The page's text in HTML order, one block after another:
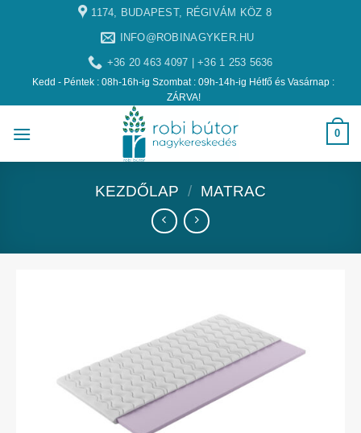
1174, BUDAPEST, RÉGIVÁM KÖZ 8
INFO@ROBINAGYKER.HU
+36 20 463 4097 | +36 1 253 5636
Kedd - Péntek : 08h-16h-ig Szombat : 09h-14h-ig Hétfő és Vasárnap :
ZÁRVA!
0
KEZDŐLAP / MATRAC